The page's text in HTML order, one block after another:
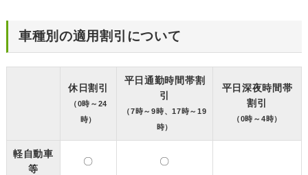
車種別の適用割引について
休日割引
（0時～24
時）
平日通勤時間帯割
引
（7時～9時、17時～19
時）
平日深夜時間帯
割引
（0時～4時）
軽自動車
等
〇 〇